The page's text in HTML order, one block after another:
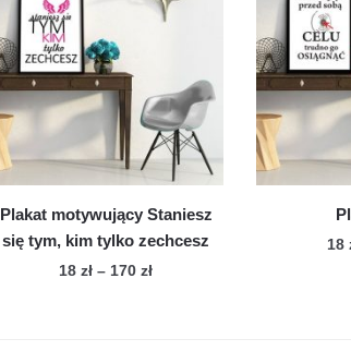
wariantów.
Opcje
można
wybrać
na
stronie
Plakat motywujący Staniesz
się tym, kim tylko zechcesz
18zł – 170złZakres
18